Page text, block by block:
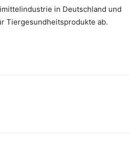
in Deutschland und
Tiergesundheitsprodukte ab.